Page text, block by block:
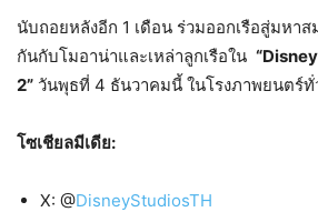
นับถอยหลังอีก 1 เดือน ร่วมออกเรือสู่มหา
กันกับโมอาน่าและเหล่าลูกเรือใน
2” วันพุธที่ 4 ธันวาคมนี้ ในโรงภาพยนตร์ทั่
โซเชียลมีเดีย:
X: @DisneyStudiosTH